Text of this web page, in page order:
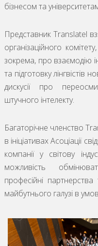
бізнесом та
Представник Translatel
організаційного
зокрема, про взаємодію
та підготовку лінгвістів
дискусії про
штучного інтелекту.
Багаторічне членство
в ініціативах Асоціації
компанії у світову
можливість
професійні
майбутнього галузі в